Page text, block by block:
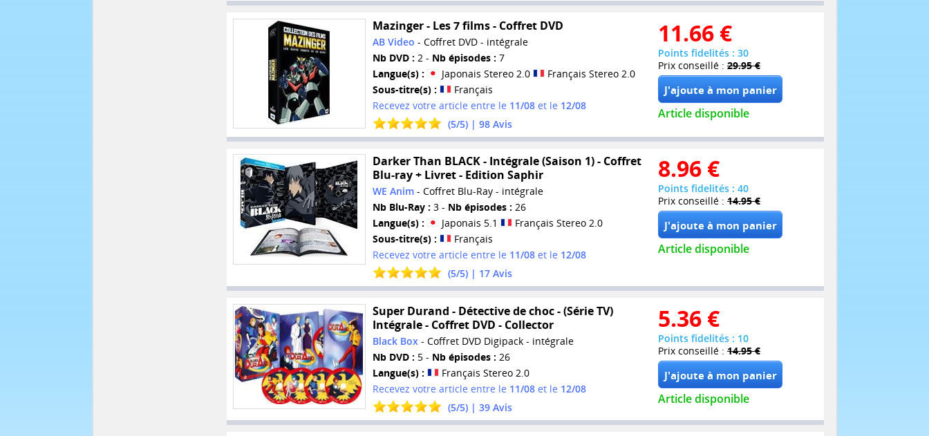
Mazinger - Les 7 films - Coffret DVD
AB Video - Coffret DVD - intégrale
Nb DVD : 2 - Nb épisodes : 7
Langue(s) :
Japonais Stereo 2.0
Français Stereo 2.0
Sous-titre(s) :
Français
Recevez votre article entre le 11/08et le 12/08
(5/5) | 98Avis
11.66 €
Points fidelités : 30
Prix conseillé : 29.95 €
Article disponible
Darker Than BLACK - Intégrale (Saison 1) - Coffret
Blu-ray + Livret - Edition Saphir
WE Anim- Coffret Blu-Ray - intégrale
Nb Blu-Ray : 3 - Nb épisodes : 26
Langue(s) :
Japonais 5.1
Français Stereo 2.0
Sous-titre(s) :
Français
Recevez votre article entre le 11/08et le 12/08
(5/5) | 17Avis
8.96 €
Points fidelités : 40
Prix conseillé : 14.95 €
Article disponible
Super Durand - Détective de choc - (Série TV)
Intégrale - Coffret DVD - Collector
Black Box- Coffret DVD Digipack - intégrale
Nb DVD : 5 - Nb épisodes : 26
Langue(s) :
Français Stereo 2.0
Recevez votre article entre le 11/08et le 12/08
(5/5) | 39Avis
5.36 €
Points fidelités : 10
Prix conseillé : 14.95 €
Article disponible